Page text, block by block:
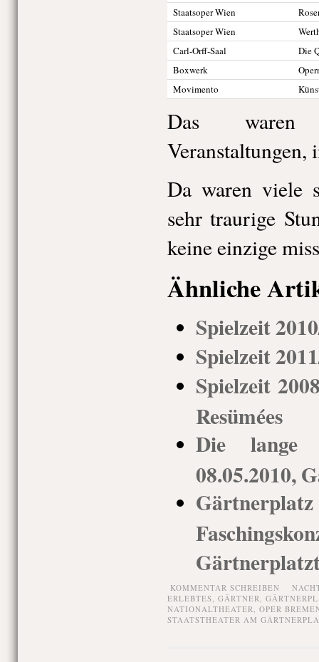
Staatsoper Wien
Staatsoper Wien
Carl-Orff-Saal
Die
Boxwerk
Movimento
Das waren
Veranstaltungen,
Da waren viele
sehr traurige
keine einzige
Ähnliche
Spielzeit
Spielzeit
Spielzeit
Resümées
Die lange
08.05.2010,
KOMMENTAR SCHREIBEN
ERLEBTES, GÄRTNER,
NATIONALTHEATER, OPER
STAATSTHEATER AM